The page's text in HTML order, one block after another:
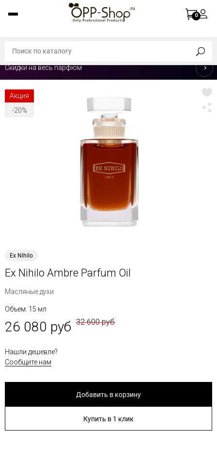
0
Скидки на весь парфюм
Акция
-20%
Ex Nihilo
Ex Nihilo Ambre Parfum Oil
Масляные духи
Объем: 15 мл
26 080 руб 32 600 руб
Нашли дешевле?
Сообщите нам
Добавить в корзину
Купить в 1 клик